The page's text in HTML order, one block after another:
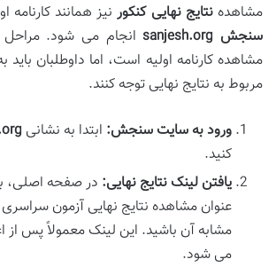
مشاهدهنتایج نهایی کنکورنیز همانند کارنامه
سنجش sanjesh.org
انجام می شود. مراحل
مشاهده کارنامه اولیه است، اما داوطلبان
مربوط به نتایج نهایی توجه کنند.
ورود به سایت سنجش: ابتدا به نشانی
کنید.
یافتن لینک نتایج نهایی: در صفحه اصلی،
مشابه آن باشید. این لینک معمولاً پس از
می شود.